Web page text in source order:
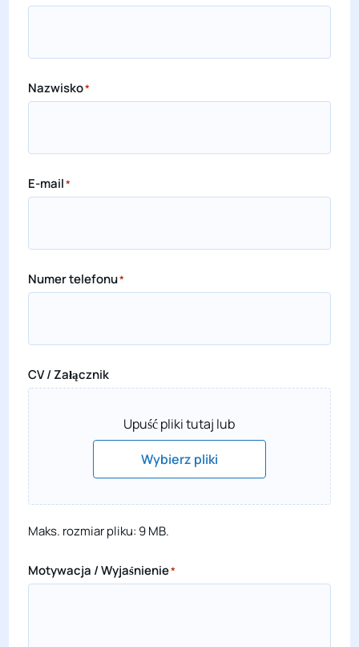
Nazwisko*
E-mail*
Numer telefonu*
CV / Załącznik
Upuść pliki tutaj lub
Wybierz pliki
Maks. rozmiar pliku: 9 MB.
Motywacja / Wyjaśnienie*